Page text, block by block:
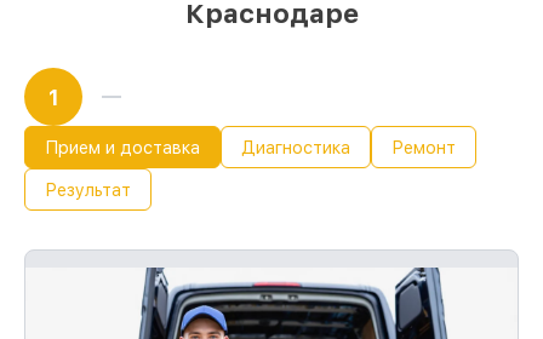
Краснодаре
1
Прием и доставка Диагностика Ремонт
Результат